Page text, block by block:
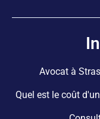
Avocat à
Quel est le coût